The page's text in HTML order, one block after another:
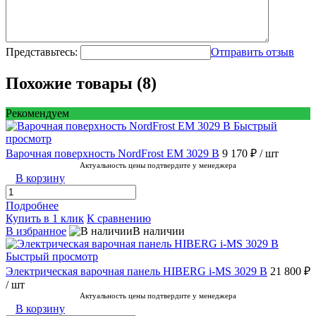
Представьтесь: Отправить отзыв
Похожие товары (8)
Рекомендуем
Быстрый
просмотр
Варочная поверхность NordFrost EM 3029 B 9 170 ₽ / шт
Актуальность цены подтвердите у менеджера
В корзину
Подробнее
Купить в 1 клик К сравнению
В избранное
В наличии
Быстрый просмотр
Электрическая варочная панель HIBERG i-MS 3029 B 21 800 ₽
/ шт
Актуальность цены подтвердите у менеджера
В корзину